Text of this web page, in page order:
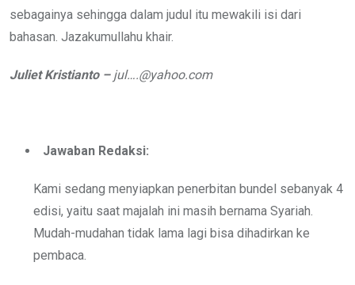
sebagainya sehingga dalam judul itu mewakili isi dari
bahasan. Jazakumullahu khair.
Juliet Kristianto – jul….@yahoo.com
Jawaban Redaksi:
Kami sedang menyiapkan penerbitan bundel sebanyak 4
edisi, yaitu saat majalah ini masih bernama Syariah.
Mudah-mudahan tidak lama lagi bisa dihadirkan ke
pembaca.